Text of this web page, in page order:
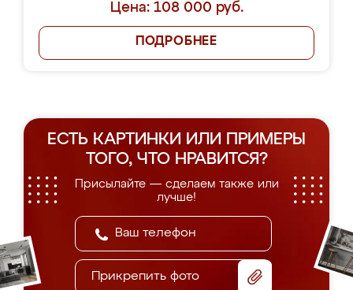
Цена: 108 000 руб.
ПОДРОБНЕЕ
ЕСТЬ КАРТИНКИ ИЛИ ПРИМЕРЫ
ТОГО, ЧТО НРАВИТСЯ?
Присылайте — сделаем также или
лучше!
Прикрепить фото